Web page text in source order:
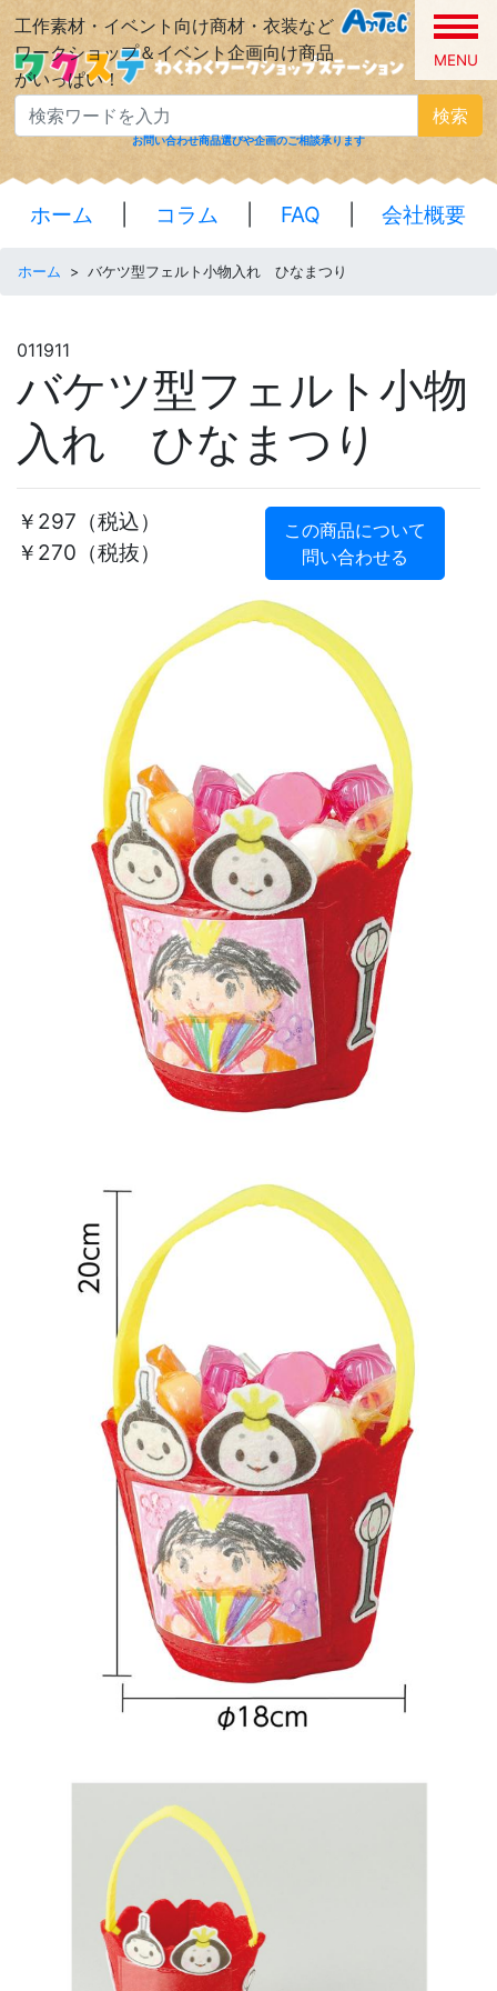
工作素材・イベント向け商材・衣装など
ワークショップ＆イベント企画向け商品
がいっぱい！
MENU
検索
お問い合わせ商品選びや企画のご相談承ります
ホーム コラム FAQ 会社概要
ホーム > バケツ型フェルト小物入れ ひなまつり
011911
バケツ型フェルト小物
入れ ひなまつり
￥297 （税込）
￥270（税抜）
この商品について
問い合わせる